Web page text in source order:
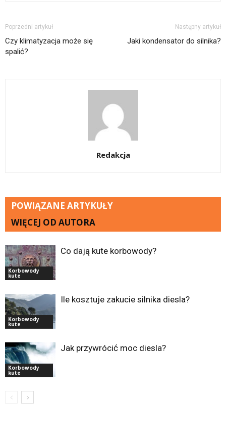
Poprzedni artykuł
Czy klimatyzacja może się
spalić?
Następny artykuł
Jaki kondensator do silnika?
Redakcja
POWIĄZANE ARTYKUŁY
WIĘCEJ OD AUTORA
Korbowody
kute
Co dają kute korbowody?
Korbowody
kute
Ile kosztuje zakucie silnika diesla?
Korbowody
kute
Jak przywrócić moc diesla?